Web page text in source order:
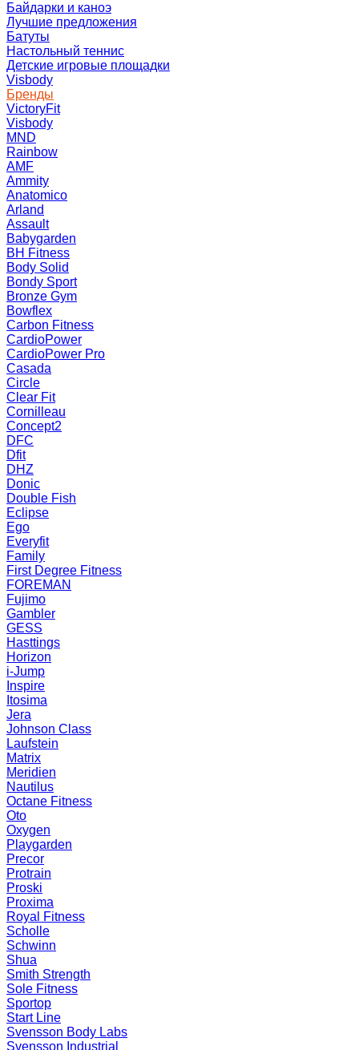
Байдарки и каноэ
Лучшие предложения
Батуты
Настольный теннис
Детские игровые площадки
Visbody
Бренды
VictoryFit
Visbody
MND
Rainbow
AMF
Ammity
Anatomico
Arland
Assault
Babygarden
BH Fitness
Body Solid
Bondy Sport
Bronze Gym
Bowflex
Carbon Fitness
CardioPower
CardioPower Pro
Casada
Circle
Clear Fit
Cornilleau
Concept2
DFC
Dfit
DHZ
Donic
Double Fish
Eclipse
Ego
Everyfit
Family
First Degree Fitness
FOREMAN
Fujimo
Gambler
GESS
Hasttings
Horizon
i-Jump
Inspire
Itosima
Jera
Johnson Class
Laufstein
Matrix
Meridien
Nautilus
Octane Fitness
Oto
Oxygen
Playgarden
Precor
Protrain
Proski
Proxima
Royal Fitness
Scholle
Schwinn
Shua
Smith Strength
Sole Fitness
Sportop
Start Line
Svensson Body Labs
Svensson Industrial